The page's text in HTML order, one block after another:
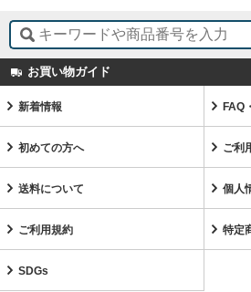
お買い物ガイド
新着情報 FAQ
初めての方へ ご利
送料について 個人
ご利用規約 特定
SDGs